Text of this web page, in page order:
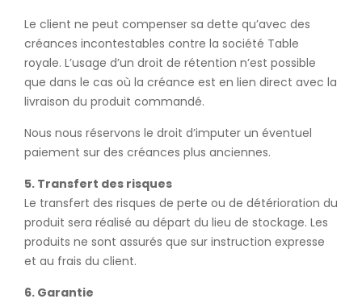
Le client ne peut compenser sa dette qu’avec des
créances incontestables contre la société Table
royale. L’usage d’un droit de rétention n’est possible
que dans le cas où la créance est en lien direct avec la
livraison du produit commandé.
Nous nous réservons le droit d’imputer un éventuel
paiement sur des créances plus anciennes.
5. Transfert des risques
Le transfert des risques de perte ou de détérioration du
produit sera réalisé au départ du lieu de stockage. Les
produits ne sont assurés que sur instruction expresse
et au frais du client.
6. Garantie